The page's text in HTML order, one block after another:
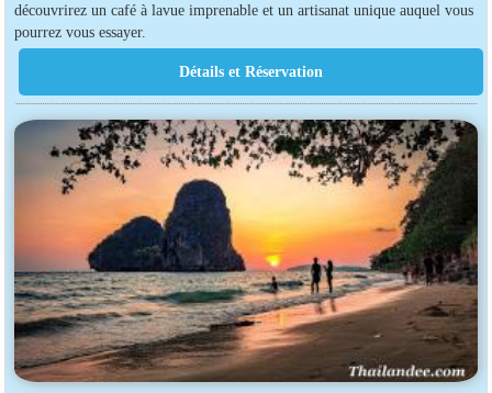
découvrirez un café à lavue imprenable et un artisanat unique auquel vous
pourrez vous essayer.